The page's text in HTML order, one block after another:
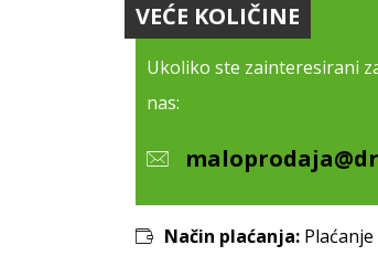
VEĆE KOLIČINE
Ukoliko ste zainteresirani
nas:
Način plaćanja:Plaćanje